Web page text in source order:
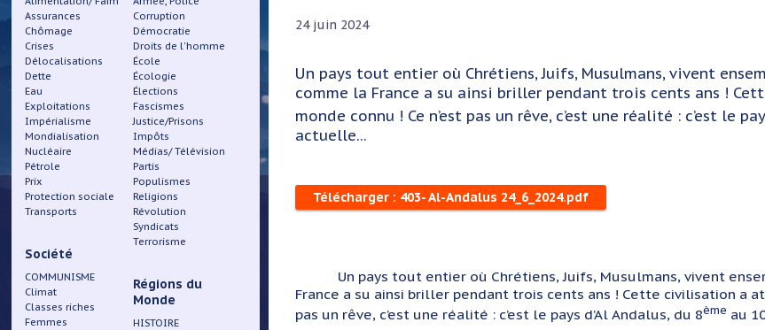
Assurances
Chômage
Crises
Délocalisations
Dette
Eau
Exploitations
Impérialisme
Mondialisation
Nucléaire
Pétrole
Prix
Protection sociale
Transports
Société
COMMUNISME
Climat
Classes riches
Femmes
Corruption
Démocratie
Droits de l'homme
École
Écologie
Élections
Fascismes
Justice/Prisons
Impôts
Médias/ Télévision
Partis
Populismes
Religions
Révolution
Syndicats
Terrorisme
Régions du
Monde
HISTOIRE
24 juin 2024
Un pays tout entier où Chrétiens, Juifs, Musulmans, vivent
comme la France a su ainsi briller pendant trois cents ans !
monde connu ! Ce n’est pas un rêve, c’est une réalité : c’est le
actuelle...
Télécharger : 403- Al-Andalus 24_6_2024.pdf
Un pays tout entier où Chrétiens, Juifs, Musulmans, vivent
France a su ainsi briller pendant trois cents ans ! Cette civilisation a
pas un rêve, c’est une réalité : c’est le pays d’Al Andalus, du 8ème au